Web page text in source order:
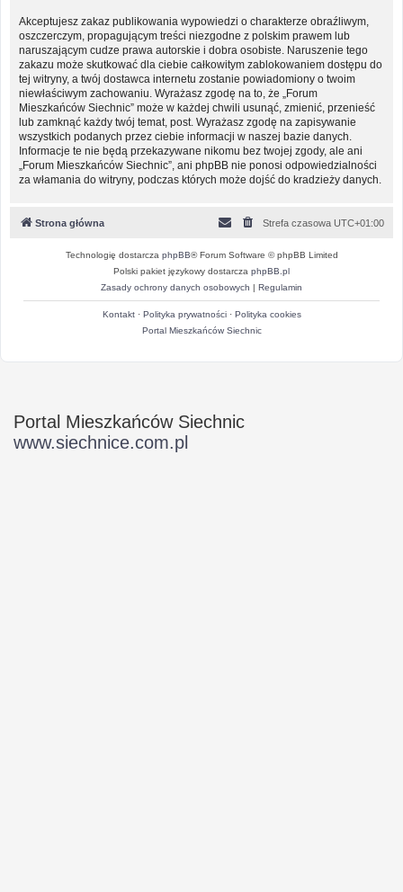
Akceptujesz zakaz publikowania wypowiedzi o charakterze obraźliwym,
oszczerczym, propagującym treści niezgodne z polskim prawem lub
naruszającym cudze prawa autorskie i dobra osobiste. Naruszenie tego
zakazu może skutkować dla ciebie całkowitym zablokowaniem dostępu do
tej witryny, a twój dostawca internetu zostanie powiadomiony o twoim
niewłaściwym zachowaniu. Wyrażasz zgodę na to, że „Forum
Mieszkańców Siechnic” może w każdej chwili usunąć, zmienić, przenieść
lub zamknąć każdy twój temat, post. Wyrażasz zgodę na zapisywanie
wszystkich podanych przez ciebie informacji w naszej bazie danych.
Informacje te nie będą przekazywane nikomu bez twojej zgody, ale ani
„Forum Mieszkańców Siechnic”, ani phpBB nie ponosi odpowiedzialności
za włamania do witryny, podczas których może dojść do kradzieży danych.
Strona główna Strefa czasowa UTC+01:00
Technologię dostarcza phpBB® Forum Software © phpBB Limited
Polski pakiet językowy dostarcza phpBB.pl
Zasady ochrony danych osobowych | Regulamin
Kontakt· Polityka prywatności· Polityka cookies
Portal Mieszkańców Siechnic
Portal Mieszkańców Siechnic
www.siechnice.com.pl